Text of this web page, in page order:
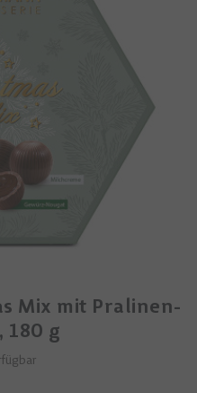
Mix mit Pralinen-
180 g